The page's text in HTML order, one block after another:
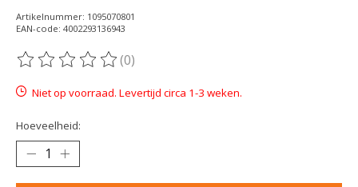
Artikelnummer: 1095070801
EAN-code: 4002293136943
De beoordeling van dit product is
(0)
Niet op voorraad. Levertijd circa 1-3 weken.
Hoeveelheid: